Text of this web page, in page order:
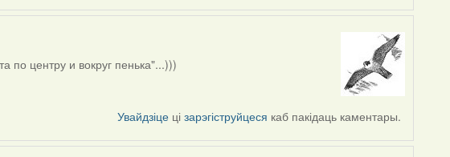
по центру и вокруг пенька"...)))
Увайдзіце цізарэгіструйцеся каб пакідаць каментары.